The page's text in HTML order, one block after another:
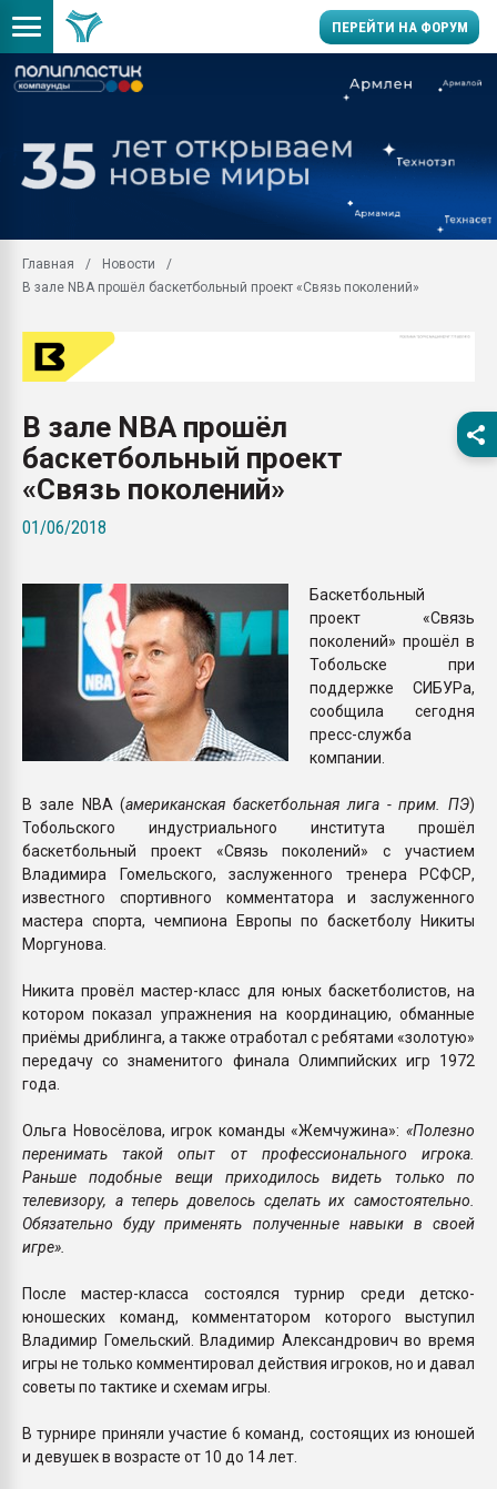
ПЕРЕЙТИ НА ФОРУМ
производство SPC
цикла
заводу пластмасс"
28.07.2026
ПЕРЕЙТИ НА
Главная
Новости
В зале NBA прошёл баскетбольный проект «Связь поколений»
В зале NBA прошёл
баскетбольный проект
«Связь поколений»
01/06/2018
Баскетбольный
проект «Связь
поколений» прошёл в
Тобольске при
поддержке СИБУРа,
сообщила сегодня
пресс-служба
компании.
В зале NBA (американская баскетбольная лига - прим. ПЭ)
Тобольского индустриального института прошёл
баскетбольный проект «Связь поколений» с участием
Владимира Гомельского, заслуженного тренера РСФСР,
известного спортивного комментатора и заслуженного
мастера спорта, чемпиона Европы по баскетболу Никиты
Моргунова.
Никита провёл мастер-класс для юных баскетболистов, на
котором показал упражнения на координацию, обманные
приёмы дриблинга, а также отработал с ребятами «золотую»
передачу со знаменитого финала Олимпийских игр 1972
года.
Ольга Новосёлова, игрок команды «Жемчужина»: «Полезно
перенимать такой опыт от профессионального игрока.
Раньше подобные вещи приходилось видеть только по
телевизору, а теперь довелось сделать их самостоятельно.
Обязательно буду применять полученные навыки в своей
игре».
После мастер-класса состоялся турнир среди детско-
юношеских команд, комментатором которого выступил
Владимир Гомельский. Владимир Александрович во время
игры не только комментировал действия игроков, но и давал
советы по тактике и схемам игры.
В турнире приняли участие 6 команд, состоящих из юношей
и девушек в возрасте от 10 до 14 лет.